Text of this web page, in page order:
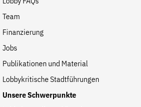
Lobby FAQs
Team
Finanzierung
Jobs
Publikationen und Material
Lobbykritische Stadtführungen
Unsere Schwerpunkte